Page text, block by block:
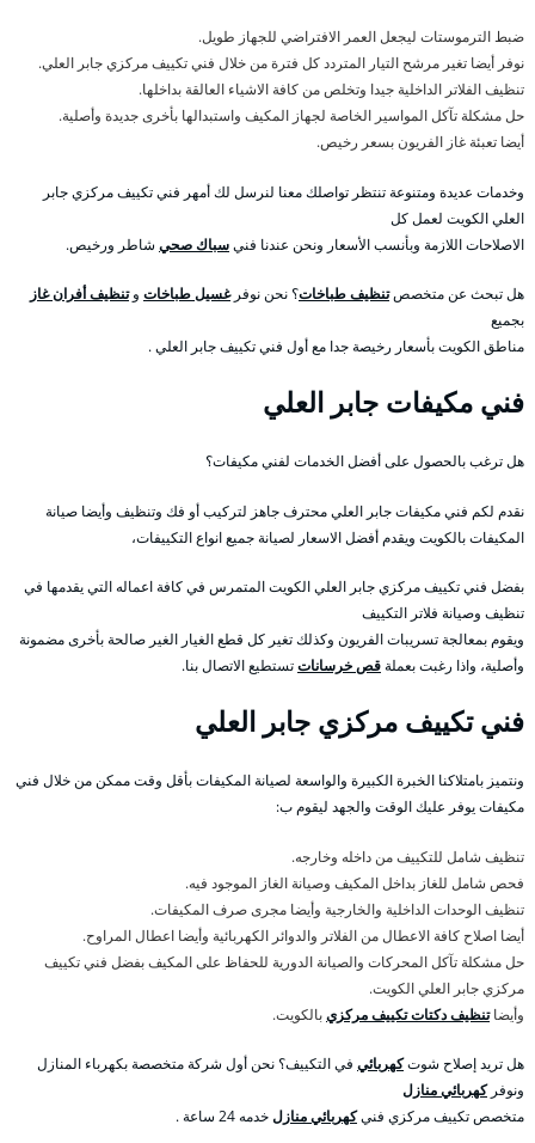
ضبط الترموستات ليجعل العمر الافتراضي للجهاز طويل.
نوفر أيضا تغير مرشح التيار المتردد كل فترة من خلال فني تكييف مركزي جابر العلي.
تنظيف الفلاتر الداخلية جيدا وتخلص من كافة الاشياء العالقة بداخلها.
حل مشكلة تآكل المواسير الخاصة لجهاز المكيف واستبدالها بأخرى جديدة وأصلية.
أيضا تعبئة غاز الفريون بسعر رخيص.
وخدمات عديدة ومتنوعة تنتظر تواصلك معنا لنرسل لك أمهر فني تكييف مركزي جابر
العلي الكويت لعمل كل
الاصلاحات اللازمة وبأنسب الأسعار ونحن عندنا فنيسباك صحي شاطر ورخيص.
هل تبحث عن متخصصتنظيف طباخات؟ نحن نوفرغسيل طباخات وتنظيف أفران غاز
بجميع
مناطق الكويت بأسعار رخيصة جدا مع أول فني تكييف جابر العلي .
فني مكيفات جابر العلي
هل ترغب بالحصول على أفضل الخدمات لفني مكيفات؟
نقدم لكم فني مكيفات جابر العلي محترف جاهز لتركيب أو فك وتنظيف وأيضا صيانة
المكيفات بالكويت ويقدم أفضل الاسعار لصيانة جميع انواع التكييفات،
بفضل فني تكييف مركزي جابر العلي الكويت المتمرس في كافة اعماله التي يقدمها في
تنظيف وصيانة فلاتر التكييف
ويقوم بمعالجة تسريبات الفريون وكذلك تغير كل قطع الغيار الغير صالحة بأخرى مضمونة
وأصلية، واذا رغبت بعملةقص خرساناتتستطيع الاتصال بنا.
فني تكييف مركزي جابر العلي
ونتميز بامتلاكنا الخبرة الكبيرة والواسعة لصيانة المكيفات بأقل وقت ممكن من خلال فني
مكيفات يوفر عليك الوقت والجهد ليقوم ب:
تنظيف شامل للتكييف من داخله وخارجه.
فحص شامل للغاز بداخل المكيف وصيانة الغاز الموجود فيه.
تنظيف الوحدات الداخلية والخارجية وأيضا مجرى صرف المكيفات.
أيضا اصلاح كافة الاعطال من الفلاتر والدوائر الكهربائية وأيضا اعطال المراوح.
حل مشكلة تآكل المحركات والصيانة الدورية للحفاظ على المكيف بفضل فني تكييف
مركزي جابر العلي الكويت.
وأيضاتنظيف دكتات تكييف مركزيبالكويت.
هل تريد إصلاح شوتكهربائي في التكييف؟ نحن أول شركة متخصصة بكهرباء المنازل
ونوفركهربائي منازل
متخصص تكييف مركزي فنيكهربائي منازلخدمه 24 ساعة .